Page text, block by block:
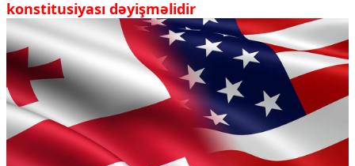
konstitusiyası dəyişməlidir